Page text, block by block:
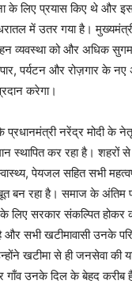
के लिए प्रयास किए थे और
में उतर गया है।
व्यवस्था को और अधिक
पर्यटन और रोज़गार के
करेगा।
प्रधानमंत्री नरेंद्र मोदी के
स्थापित कर रहा है। शहरों
पेयजल सहित सभी
बन रहा है। समाज के अंतिम
लिए सरकार संकल्पित होकर
सभी खटीमावासी उनके
खटीमा से ही जनसेवा की
गाँव उनके दिल के बेहद करीब